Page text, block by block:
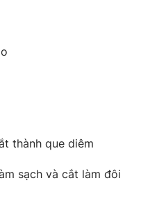
Infographic
thành que diêm
sạch và cắt làm đôi